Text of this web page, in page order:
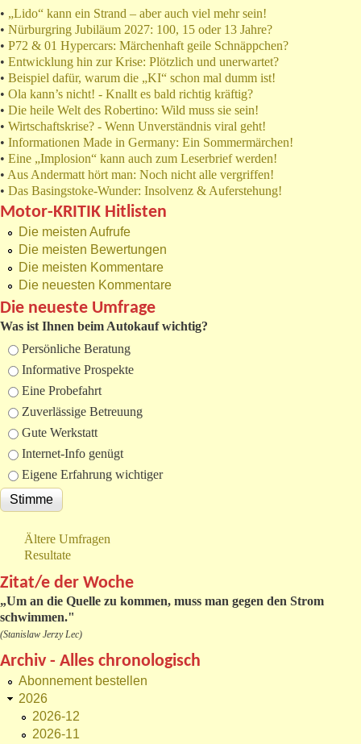
• „Lido“ kann ein Strand – aber auch viel mehr sein!
• Nürburgring Jubiläum 2027: 100, 15 oder 13 Jahre?
• P72 & 01 Hypercars: Märchenhaft geile Schnäppchen?
• Entwicklung hin zur Krise: Plötzlich und unerwartet?
• Beispiel dafür, warum die „KI“ schon mal dumm ist!
• Ola kann’s nicht! - Knallt es bald richtig kräftig?
• Die heile Welt des Robertino: Wild muss sie sein!
• Wirtschaftskrise? - Wenn Unverständnis viral geht!
• Informationen Made in Germany: Ein Sommermärchen!
• Eine „Implosion“ kann auch zum Leserbrief werden!
• Aus Andermatt hört man: Noch nicht alle vergriffen!
• Das Basingstoke-Wunder: Insolvenz & Auferstehung!
Motor-KRITIK Hitlisten
Die meisten Aufrufe
Die meisten Bewertungen
Die meisten Kommentare
Die neuesten Kommentare
Die neueste Umfrage
Was ist Ihnen beim Autokauf wichtig?
Auswahlmöglichkeiten
Persönliche Beratung
Informative Prospekte
Eine Probefahrt
Zuverlässige Betreuung
Gute Werkstatt
Internet-Info genügt
Eigene Erfahrung wichtiger
Ältere Umfragen
Resultate
Zitat/e der Woche
„Um an die Quelle zu kommen, muss man gegen den Strom
schwimmen."
(Stanislaw Jerzy Lec)
Archiv - Alles chronologisch
Abonnement bestellen
2026
2026-12
2026-11